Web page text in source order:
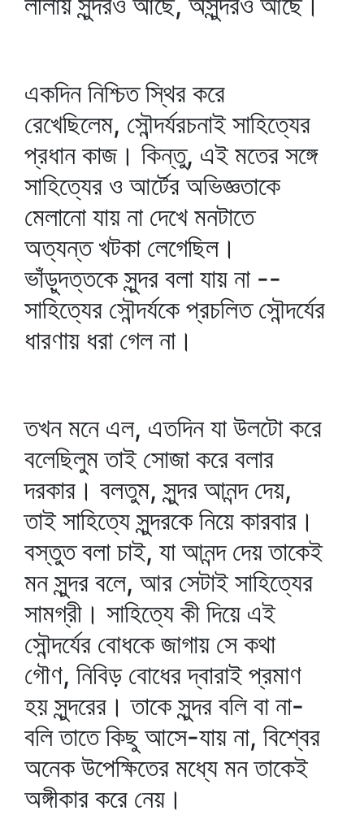
একদিন নিশ্চিত স্থির করে
রেখেছিলেম, সৌন্দর্যরচনাই সাহিত্যের
প্রধান কাজ। কিন্তু, এই মতের সঙ্গে
সাহিত্যের ও আর্টের অভিজ্ঞতাকে
মেলানো যায় না দেখে মনটাতে
অত্যন্ত খটকা লেগেছিল।
ভাঁড়ুদত্তকে সুন্দর বলা যায় না --
সাহিত্যের সৌন্দর্যকে প্রচলিত সৌন্দর্যের
ধারণায় ধরা গেল না।
তখন মনে এল, এতদিন যা উলটো করে
বলেছিলুম তাই সোজা করে বলার
দরকার। বলতুম, সুন্দর আনন্দ দেয়,
তাই সাহিত্যে সুন্দরকে নিয়ে কারবার।
বস্তুত বলা চাই, যা আনন্দ দেয় তাকেই
মন সুন্দর বলে, আর সেটাই সাহিত্যের
সামগ্রী। সাহিত্যে কী দিয়ে এই
সৌন্দর্যের বোধকে জাগায় সে কথা
গৌণ, নিবিড় বোধের দ্বারাই প্রমাণ
হয় সুন্দরের। তাকে সুন্দর বলি বা না-
বলি তাতে কিছু আসে-যায় না, বিশ্বের
অনেক উপেক্ষিতের মধ্যে মন তাকেই
অঙ্গীকার করে নেয়।